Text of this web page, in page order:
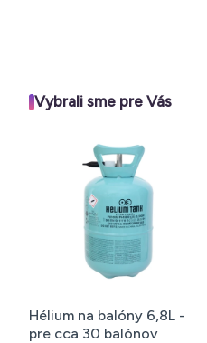
Vybrali sme pre Vás
Hélium na balóny 6,8L -
pre cca 30 balónov